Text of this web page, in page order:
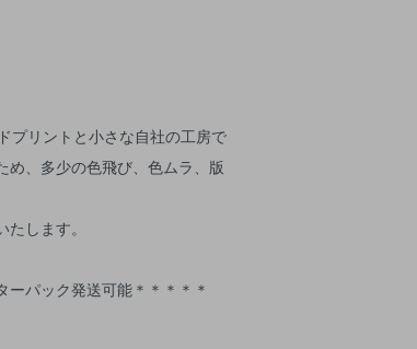
プリントと小さな自社の工房で
め、多少の色飛び、色ムラ、版
します。
ーパック発送可能＊＊＊＊＊